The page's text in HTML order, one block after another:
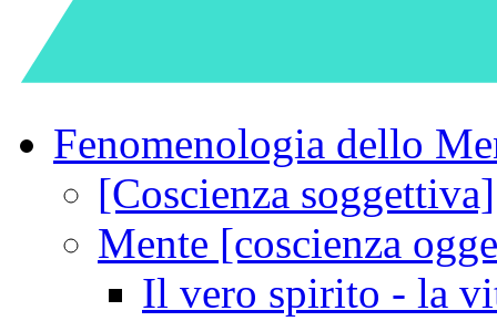
Fenomenologia dello
[Coscienza soggettiva]
Mente [coscienza
Il vero spirito - la